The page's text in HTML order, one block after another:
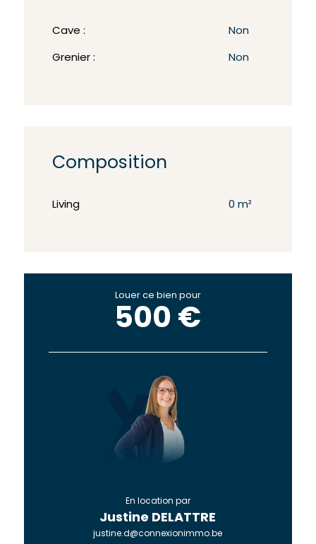
Cave : Non
Grenier : Non
Composition
Living 0 m²
Louer ce bien pour
500 €
En location par
Justine DELATTRE
justine.d@connexionimmo.be